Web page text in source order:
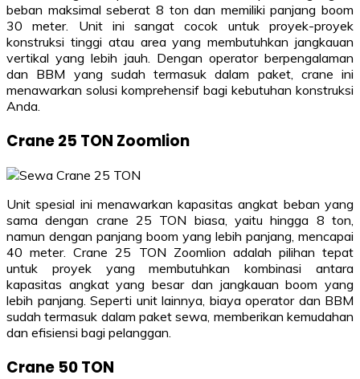
beban maksimal seberat 8 ton dan memiliki panjang boom
30 meter. Unit ini sangat cocok untuk proyek-proyek
konstruksi tinggi atau area yang membutuhkan jangkauan
vertikal yang lebih jauh. Dengan operator berpengalaman
dan BBM yang sudah termasuk dalam paket, crane ini
menawarkan solusi komprehensif bagi kebutuhan konstruksi
Anda.
Crane 25 TON Zoomlion
Unit spesial ini menawarkan kapasitas angkat beban yang
sama dengan crane 25 TON biasa, yaitu hingga 8 ton,
namun dengan panjang boom yang lebih panjang, mencapai
40 meter. Crane 25 TON Zoomlion adalah pilihan tepat
untuk proyek yang membutuhkan kombinasi antara
kapasitas angkat yang besar dan jangkauan boom yang
lebih panjang. Seperti unit lainnya, biaya operator dan BBM
sudah termasuk dalam paket sewa, memberikan kemudahan
dan efisiensi bagi pelanggan.
Crane 50 TON